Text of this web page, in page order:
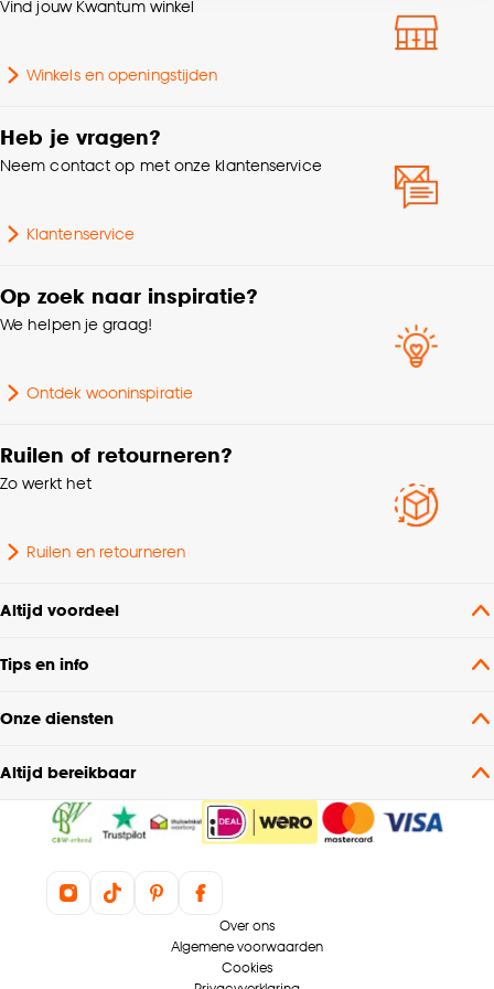
accepteren door op ‘Cookies aanpassen’ te
kan aanpassen, bekijk hiervoor onze
cookieverklaring
Vind jouw Kwantum winkel
Winkels en openingstijden
Heb je vragen?
Neem contact op met onze klantenservice
Klantenservice
Op zoek naar inspiratie?
We helpen je graag!
Ontdek wooninspiratie
Ruilen of retourneren?
Zo werkt het
Ruilen en retourneren
Altijd voordeel
Tips en info
Onze diensten
Altijd bereikbaar
Over ons
Algemene voorwaarden
Cookies